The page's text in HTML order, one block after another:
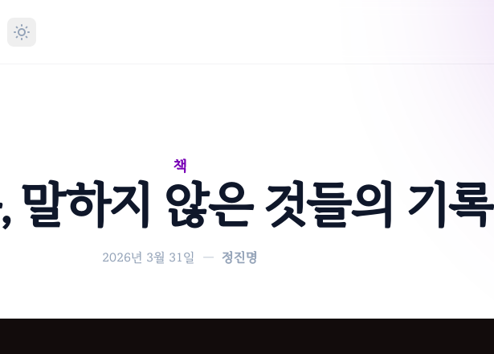
책
말하지 않은 것들의 기록
2026년 3월 31일 — 정진명